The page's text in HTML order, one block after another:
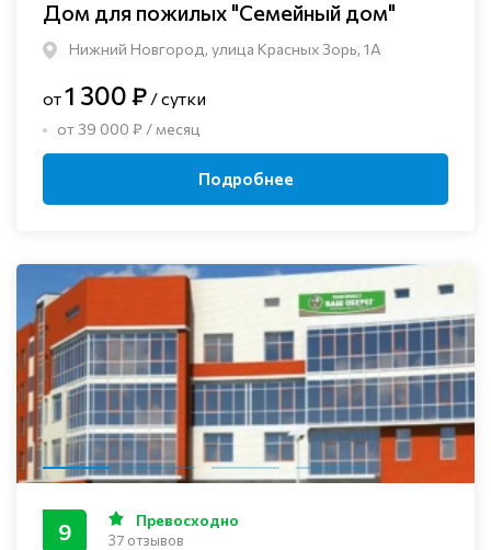
Дом для пожилых "Семейный дом"
Нижний Новгород, улица Красных Зорь, 1А
от1 300 ₽ / сутки
от 39 000 ₽ / месяц
Подробнее
9 Превосходно
37 отзывов